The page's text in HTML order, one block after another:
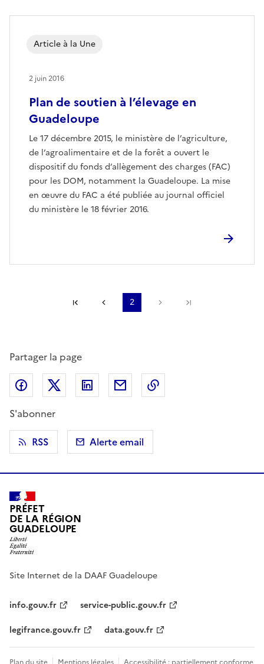
Plan de soutien à l’élevage en
Guadeloupe
Le 17 décembre 2015, le ministère de l’agriculture,
de l’agroalimentaire et de la forêt a ouvert le
dispositif du fonds d’allègement des charges (FAC)
pour les DOM, notamment la Guadeloupe. La mise
en œuvre du FAC a été publiée au journal officiel
du ministère le 18 février 2016.
Article à la Une
2 juin 2016
Première pagePage précédente
2 Page suivante
Partager la page
Partager sur Facebook
Partager sur X (anciennement Twitter)
Partager sur LinkedIn
Partager par email
S'abonner
RSS
Alerte email
PRÉFET
DE LA RÉGION
GUADELOUPE
Site Internet de la DAAF Guadeloupe
info.gouv.fr
service-public.gouv.fr
legifrance.gouv.fr
data.gouv.fr